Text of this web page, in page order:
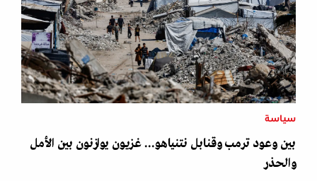
سياسة
بين وعود ترمب وقنابل نتنياهو... غزيون يوازنون بين الأمل
والحذر